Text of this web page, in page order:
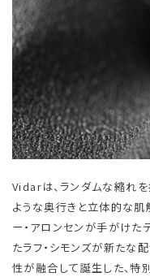
Vidarは、ランダムな縮れ
ような奥行きと立体的な肌
ー・アロンセンが手がけた
たラフ・シモンズが新たな
性が融合して誕生した、特